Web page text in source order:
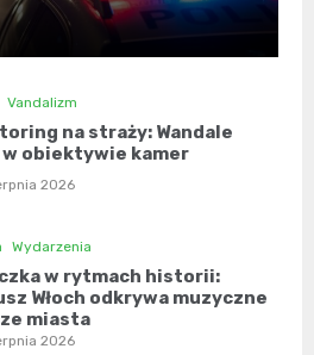
Vandalizm
na straży: Wandale
obiektywie kamer
2026
Wydarzenia
w rytmach historii:
Włoch odkrywa muzyczne
miasta
2026